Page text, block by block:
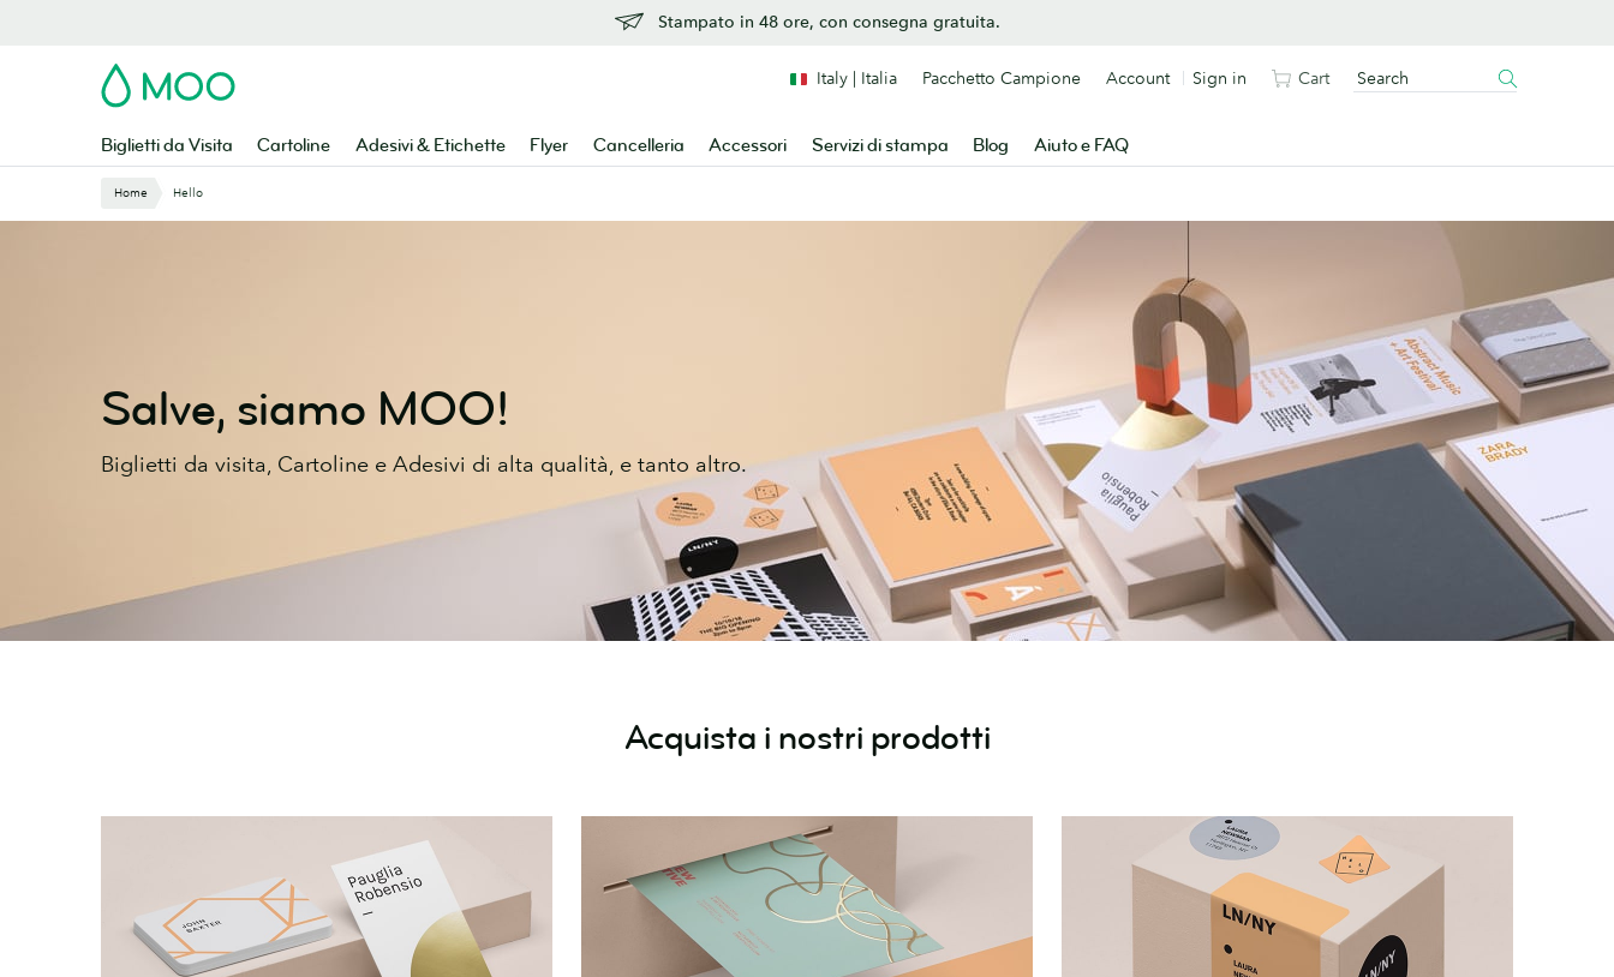
Stampato in 48 ore, con consegna gratuita.
MOO
Biglietti da Visita Cartoline Adesivi & Etichette Flyer Cancelleria Accessori Servizi di stampa Blog Aiuto e FAQ
Italy | Italia Pacchetto Campione Account Sign in Cart
Home Hello
Salve, siamo MOO!
Biglietti da visita, Cartoline e Adesivi di alta qualità, e tanto altro.
Acquista i nostri prodotti